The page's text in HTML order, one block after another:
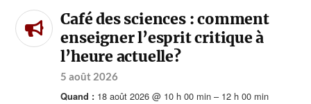
Café des sciences : comment
enseigner l’esprit critique à
l’heure actuelle?
5 août 2026
Quand : 18 août 2026 @ 10 h 00 min – 12 h 00 min